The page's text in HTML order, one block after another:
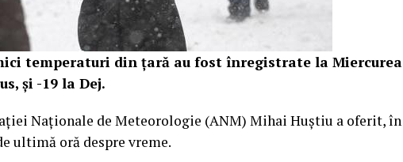
temperaturi din țară au fost înregistrate la Miercurea
și -19 la Dej.
Naționale de Meteorologie (ANM) Mihai Huștiu a oferit, în
ultimă oră despre vreme.